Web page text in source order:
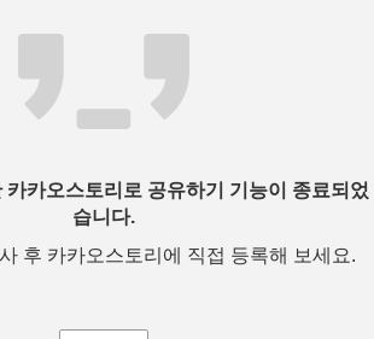
카오스토리로 공유하기 기능이 종료되었
습니다.
후 카카오스토리에 직접 등록해 보세요.